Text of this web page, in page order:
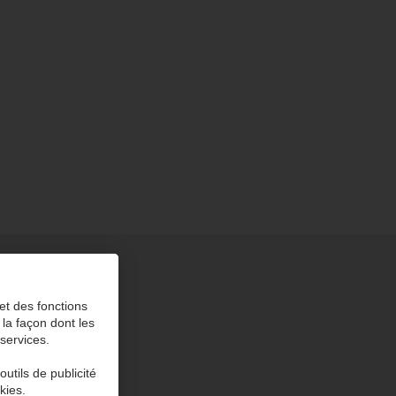
des fonctions
façon dont les
de publicité